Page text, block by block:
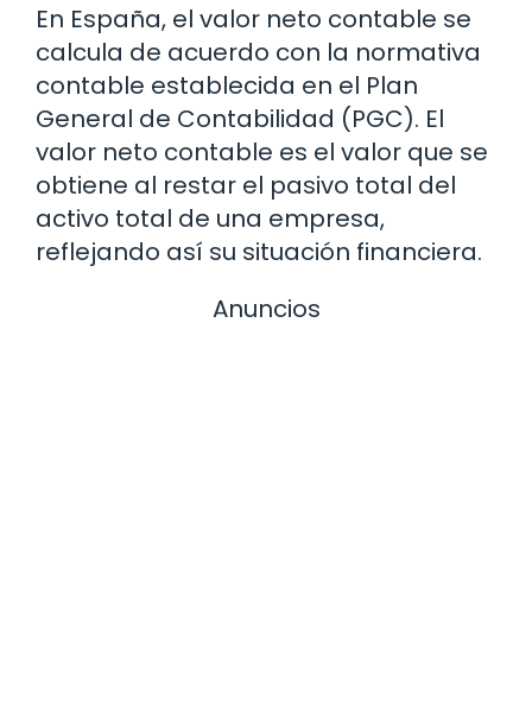
En España, el valor neto contable se
calcula de acuerdo con la normativa
contable establecida en el Plan
General de Contabilidad (PGC). El
valor neto contable es el valor que se
obtiene al restar el pasivo total del
activo total de una empresa,
reflejando así su situación financiera.
Anuncios